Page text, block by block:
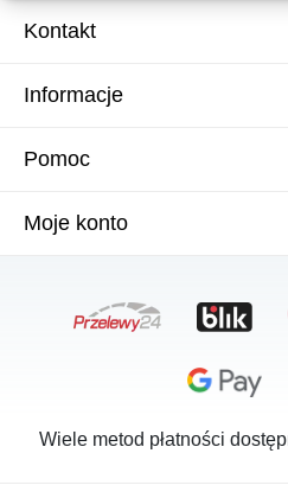
Kontakt
Informacje
Pomoc
Moje konto
Wiele metod płatności